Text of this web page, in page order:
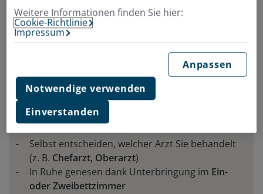
Finden Sie jetzt schnell und einfach
Krankenhauszusatzversicherung
Die Vorteile eines
voller Kostenkontrolle
Selbst entscheiden, welcher Arzt Sie behandelt
(z. B. Chefarzt, Oberarzt)
In Ruhe genesen dank Unterbringung im Ein-
oder Zweibettzimmer
Weitere Informationen finden Sie hier:
Cookie-Richtlinie
Impressum
Anpassen
Notwendige verwenden
Einverstanden